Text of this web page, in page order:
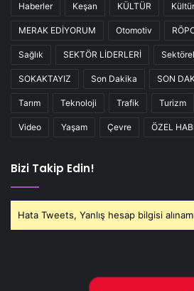
Haberler Keşan KÜLTÜR
MERAK EDİYORUM Otomotiv
Sağlık SEKTÖR LİDERLERİ Sektörel
SOKAKTAYIZ Son Dakika SON
Tarım Teknoloji Trafik Turizm
Video Yaşam Çevre ÖZEL
Bizi Takip Edin!
Hata Tweets, Yanlış hesap bilgisi